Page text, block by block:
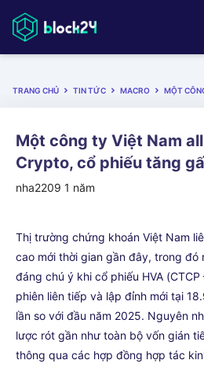
TRANG CHỦ TIN TỨC MACRO
Một công ty Việt Nam
Crypto, cổ phiếu tăng
nha2209 1 năm
Thị trường chứng khoán Việt Nam
cao mới thời gian gần đây, trong đó
đáng chú ý khi cổ phiếu HVA
phiên liên tiếp và lập đỉnh mới tại
lần so với đầu năm 2025. Nguyên
lược rót gần như toàn bộ vốn gián
thông qua các hợp đồng hợp tác